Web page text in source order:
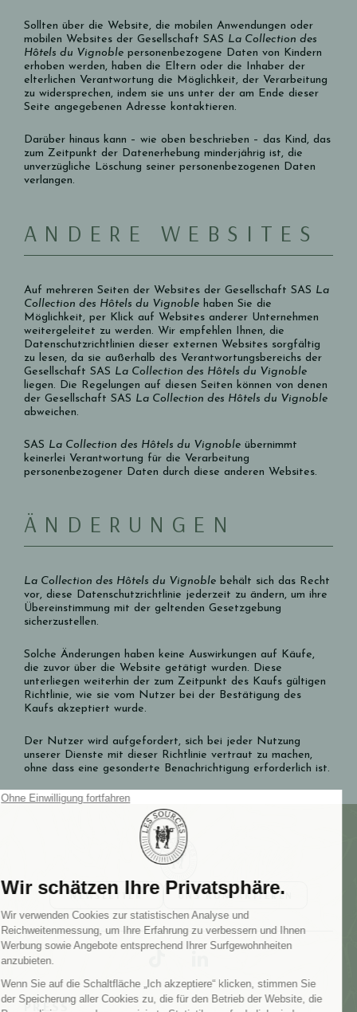
Sollten über die Website, die mobilen Anwendungen oder
mobilen Websites der Gesellschaft SAS La Collection des
Hôtels du Vignoblepersonenbezogene Daten von Kindern
erhoben werden, haben die Eltern oder die Inhaber der
elterlichen Verantwortung die Möglichkeit, der Verarbeitung
zu widersprechen, indem sie uns unter der am Ende dieser
Seite angegebenen Adresse kontaktieren.
Darüber hinaus kann – wie oben beschrieben – das Kind, das
zum Zeitpunkt der Datenerhebung minderjährig ist, die
unverzügliche Löschung seiner personenbezogenen Daten
verlangen.
ANDERE WEBSITES
Auf mehreren Seiten der Websites der Gesellschaft SAS La
Collection des Hôtels du Vignoblehaben Sie die
Möglichkeit, per Klick auf Websites anderer Unternehmen
weitergeleitet zu werden. Wir empfehlen Ihnen, die
Datenschutzrichtlinien dieser externen Websites sorgfältig
zu lesen, da sie außerhalb des Verantwortungsbereichs der
Gesellschaft SAS La Collection des Hôtels du Vignoble
liegen. Die Regelungen auf diesen Seiten können von denen
der Gesellschaft SAS La Collection des Hôtels du Vignoble
abweichen.
SAS La Collection des Hôtels du Vignobleübernimmt
keinerlei Verantwortung für die Verarbeitung
personenbezogener Daten durch diese anderen Websites.
ÄNDERUNGEN
La Collection des Hôtels du Vignoblebehält sich das Recht
vor, diese Datenschutzrichtlinie jederzeit zu ändern, um ihre
Übereinstimmung mit der geltenden Gesetzgebung
sicherzustellen.
Solche Änderungen haben keine Auswirkungen auf Käufe,
die zuvor über die Website getätigt wurden. Diese
unterliegen weiterhin der zum Zeitpunkt des Kaufs gültigen
Richtlinie, wie sie vom Nutzer bei der Bestätigung des
Kaufs akzeptiert wurde.
Der Nutzer wird aufgefordert, sich bei jeder Nutzung
unserer Dienste mit dieser Richtlinie vertraut zu machen,
ohne dass eine gesonderte Benachrichtigung erforderlich ist.
NEWSLETTER UNS KONTAKTIEREN
PRESS